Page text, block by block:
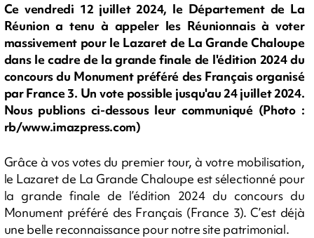
Ce vendredi 12 juillet 2024, le Département de La
Réunion a tenu à appeler les Réunionnais à voter
massivement pour le Lazaret de La Grande Chaloupe
dans le cadre de la grande finale de l'édition 2024 du
concours du Monument préféré des Français organisé
par France 3. Un vote possible jusqu'au 24 juillet 2024.
Nous publions ci-dessous leur communiqué (Photo :
rb/www.imazpress.com)
Grâce à vos votes du premier tour, à votre mobilisation,
le Lazaret de La Grande Chaloupe est sélectionné pour
la grande finale de l’édition 2024 du concours du
Monument préféré des Français (France 3). C’est déjà
une belle reconnaissance pour notre site patrimonial.